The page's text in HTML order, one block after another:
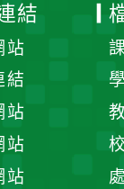
結
站
結
站
站
站